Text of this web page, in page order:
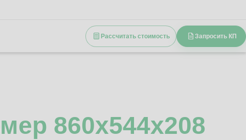
Рассчитать стоимость Запросить КП
860x544x208